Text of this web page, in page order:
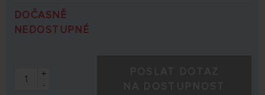
DOČASNĚ
NEDOSTUPNÉ
+
-